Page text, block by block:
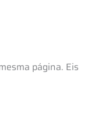
página. Eis